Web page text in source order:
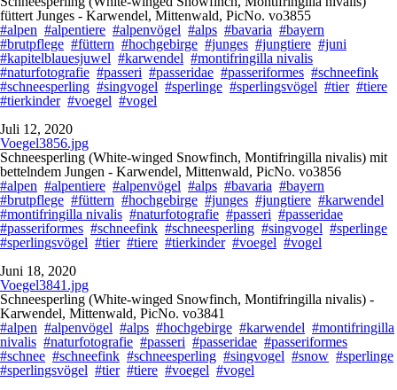
füttert Junges - Karwendel, Mittenwald, PicNo. vo3855
#alpen #alpentiere #alpenvögel #alps #bavaria #bayern
#brutpflege #füttern #hochgebirge #junges #jungtiere #juni
#kapitelblauesjuwel #karwendel #montifringilla nivalis
#naturfotografie #passeri #passeridae #passeriformes #schneefink
#schneesperling #singvogel #sperlinge #sperlingsvögel #tier #tiere
#tierkinder #voegel #vogel
Juli 12, 2020
Voegel3856.jpg
Schneesperling (White-winged Snowfinch, Montifringilla nivalis) mit
bettelndem Jungen - Karwendel, Mittenwald, PicNo. vo3856
#alpen #alpentiere #alpenvögel #alps #bavaria #bayern
#brutpflege #füttern #hochgebirge #junges #jungtiere #karwendel
#montifringilla nivalis #naturfotografie #passeri #passeridae
#passeriformes #schneefink #schneesperling #singvogel #sperlinge
#sperlingsvögel #tier #tiere #tierkinder #voegel #vogel
Juni 18, 2020
Voegel3841.jpg
Schneesperling (White-winged Snowfinch, Montifringilla nivalis) -
Karwendel, Mittenwald, PicNo. vo3841
#alpen #alpenvögel #alps #hochgebirge #karwendel #montifringilla
nivalis #naturfotografie #passeri #passeridae #passeriformes
#schnee #schneefink #schneesperling #singvogel #snow #sperlinge
#sperlingsvögel #tier #tiere #voegel #vogel